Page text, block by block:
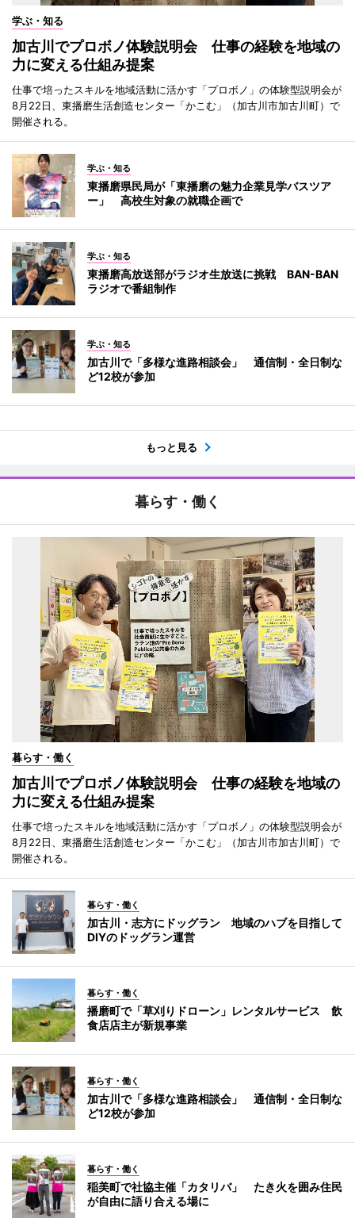
学ぶ・知る
加古川でプロボノ体験説明会 仕事の経験を地域の
力に変える仕組み提案
仕事で培ったスキルを地域活動に活かす「プロボノ」の体験型説明会が
8月22日、東播磨生活創造センター「かこむ」（加古川市加古川町）で
開催される。
学ぶ・知る
東播磨県民局が「東播磨の魅力企業見学バスツア
ー」 高校生対象の就職企画で
学ぶ・知る
東播磨高放送部がラジオ生放送に挑戦 BAN-BAN
ラジオで番組制作
学ぶ・知る
加古川で「多様な進路相談会」 通信制・全日制な
ど12校が参加
もっと見る
暮らす・働く
暮らす・働く
加古川でプロボノ体験説明会 仕事の経験を地域の
力に変える仕組み提案
仕事で培ったスキルを地域活動に活かす「プロボノ」の体験型説明会が
8月22日、東播磨生活創造センター「かこむ」（加古川市加古川町）で
開催される。
暮らす・働く
加古川・志方にドッグラン 地域のハブを目指して
DIYのドッグラン運営
暮らす・働く
播磨町で「草刈りドローン」レンタルサービス 飲
食店店主が新規事業
暮らす・働く
加古川で「多様な進路相談会」 通信制・全日制な
ど12校が参加
暮らす・働く
稲美町で社協主催「カタリバ」 たき火を囲み住民
が自由に語り合える場に